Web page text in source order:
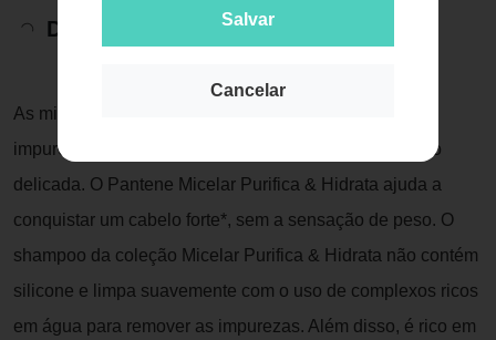
Salvar
Cancelar
Descrição do Produto
As micelas são moléculas de limpeza que atraem
impurezas como um ímã, para conferir uma purificação
delicada. O Pantene Micelar Purifica & Hidrata ajuda a
conquistar um cabelo forte*, sem a sensação de peso. O
shampoo da coleção Micelar Purifica & Hidrata não contém
silicone e limpa suavemente com o uso de complexos ricos
em água para remover as impurezas. Além disso, é rico em